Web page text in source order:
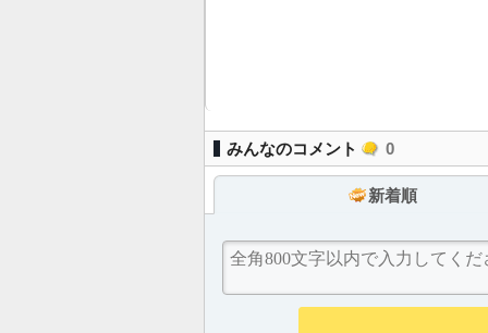
みんなのコメント 0
新着順